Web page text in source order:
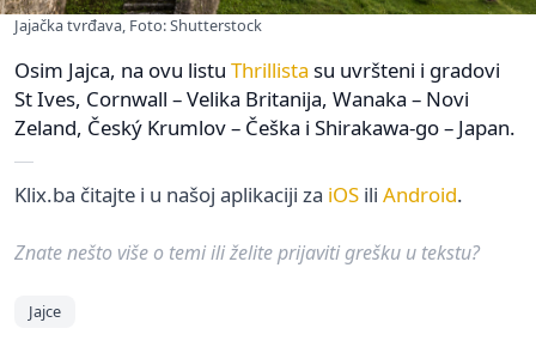
Jajačka tvrđava, Foto: Shutterstock
Osim Jajca, na ovu listu Thrillista su uvršteni i gradovi
St Ives, Cornwall – Velika Britanija, Wanaka – Novi
Zeland, Český Krumlov – Češka i Shirakawa-go – Japan.
Klix.ba čitajte i u našoj aplikaciji za iOS ili Android.
Znate nešto više o temi ili želite prijaviti grešku u tekstu?
Jajce